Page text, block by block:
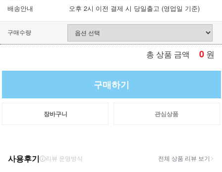
배송안내
오후 2시 이전 결제 시 당일출고 (영업일 기준)
구매수량
총 상품 금액 0 원
구매하기
장바구니 관심상품